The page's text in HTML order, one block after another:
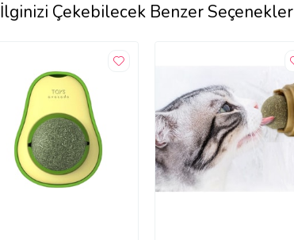
İlginizi Çekebilecek Benzer Seçenekler